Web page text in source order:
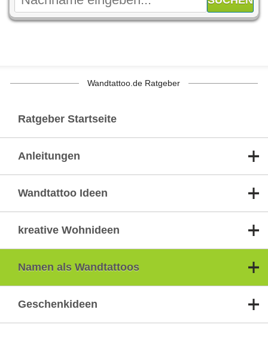
Wandtattoo.de Ratgeber
Ratgeber Startseite
Anleitungen
Wandtattoo Ideen
kreative Wohnideen
Namen als Wandtattoos
Geschenkideen